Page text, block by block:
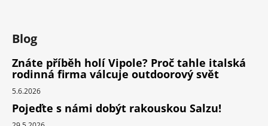
Blog
Znáte příběh holí Vipole? Proč tahle italská
rodinná firma válcuje outdoorový svět
5.6.2026
Pojeďte s námi dobýt rakouskou Salzu!